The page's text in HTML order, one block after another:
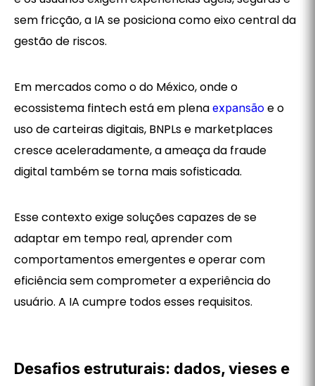
sem fricção, a IA se posiciona como eixo central da
gestão de riscos.
Em mercados como o do México, onde o
ecossistema fintech está em plena expansão e o
uso de carteiras digitais, BNPLs e marketplaces
cresce aceleradamente, a ameaça da fraude
digital também se torna mais sofisticada.
Esse contexto exige soluções capazes de se
adaptar em tempo real, aprender com
comportamentos emergentes e operar com
eficiência sem comprometer a experiência do
usuário. A IA cumpre todos esses requisitos.
Desafios estruturais: dados, vieses e